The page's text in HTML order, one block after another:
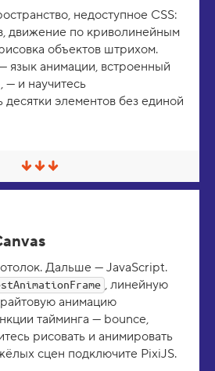
/
Р
а
з
в
е
р
н
недоступное CSS:
движение по криволинейным
объектов штрихом.
язык анимации, встроенный
— и научитесь
десятки элементов без единой
С
в
т
/
Р
а
з
в
е
н
Дальше — JavaScript.
, линейную
анимацию
тайминга — bounce,
рисовать и анимировать
сцен подключите PixiJS.